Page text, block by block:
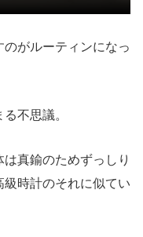
がルーティンになっ
不思議。
真鍮のためずっしり
時計のそれに似てい